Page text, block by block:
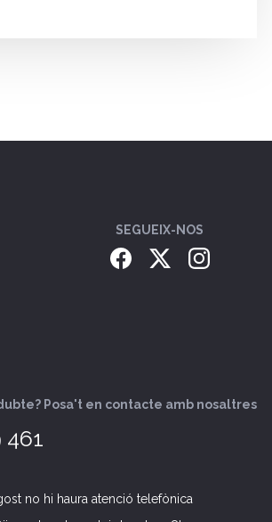
SEGUEIX-NOS
Posa't en contacte amb nosaltres
461
no hi haura atenció telefònica